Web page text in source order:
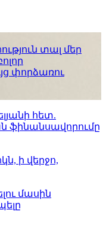
տալ մեր
փորձառու
հետ.
ֆինանսավորումը
ի վերջո,
մասին